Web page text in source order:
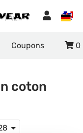
Coupons 0
coton